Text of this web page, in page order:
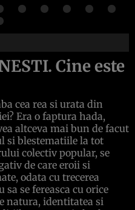
Cine este
cea rea si urata din
Era o faptura hada,
altceva mai bun de facut
si blestematiile la tot
colectiv popular, se
de care eroii si
odata cu trecerea
se fereasca cu orice
natura, identitatea si